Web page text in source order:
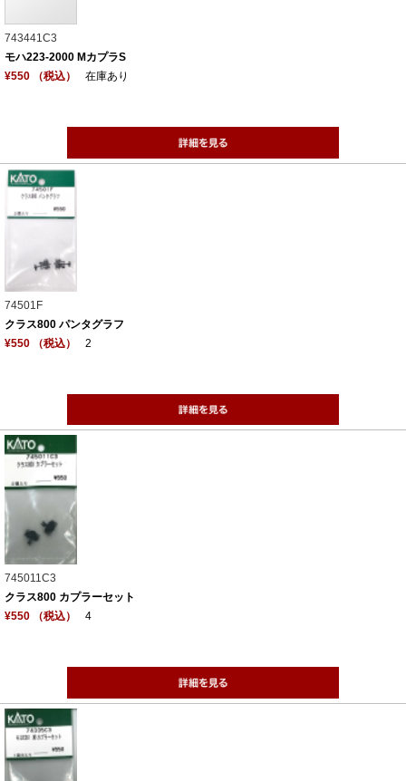
743441C3
モハ223-2000 MカプラS
¥550 （税込）
在庫あり
74501F
クラス800 パンタグラフ
¥550 （税込）
2
745011C3
クラス800 カプラーセット
¥550 （税込）
4